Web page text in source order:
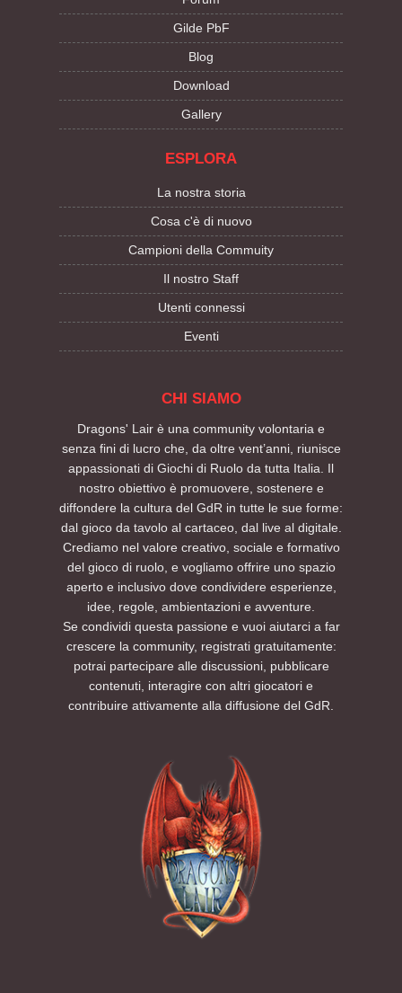
Gilde PbF
Blog
Download
Gallery
ESPLORA
La nostra storia
Cosa c'è di nuovo
Campioni della Commuity
Il nostro Staff
Utenti connessi
Eventi
CHI SIAMO
Dragons' Lair è una community volontaria e
senza fini di lucro che, da oltre vent’anni, riunisce
appassionati di Giochi di Ruolo da tutta Italia. Il
nostro obiettivo è promuovere, sostenere e
diffondere la cultura del GdR in tutte le sue forme:
dal gioco da tavolo al cartaceo, dal live al digitale.
Crediamo nel valore creativo, sociale e formativo
del gioco di ruolo, e vogliamo offrire uno spazio
aperto e inclusivo dove condividere esperienze,
idee, regole, ambientazioni e avventure.
Se condividi questa passione e vuoi aiutarci a far
crescere la community, registrati gratuitamente:
potrai partecipare alle discussioni, pubblicare
contenuti, interagire con altri giocatori e
contribuire attivamente alla diffusione del GdR.